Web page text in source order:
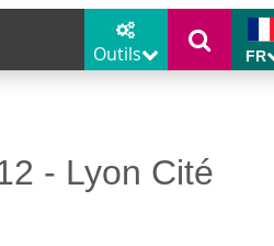
Outils FR
- Lyon Cité